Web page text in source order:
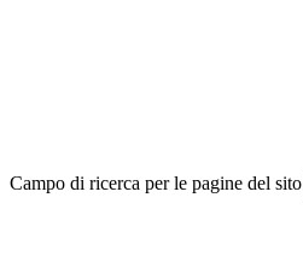
Campo di ricerca per le pagine del sito